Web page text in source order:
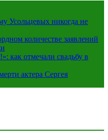
Усольцевых никогда не
количестве заявлений
как отмечали свадьбу в
актера Сергея